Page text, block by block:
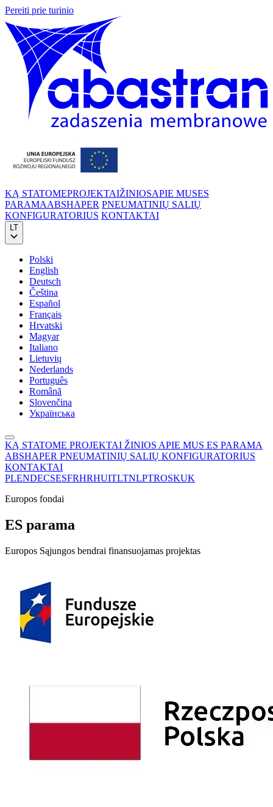
Pereiti prie turinio
KĄ STATOMEPROJEKTAIŽINIOSAPIE MUSES
PARAMAABSHAPER PNEUMATINIŲ SALIŲ
KONFIGURATORIUS KONTAKTAI
LT
Polski
English
Deutsch
Čeština
Español
Français
Hrvatski
Magyar
Italiano
Lietuvių
Nederlands
Português
Română
Slovenčina
Українська
KĄ STATOME PROJEKTAI ŽINIOS APIE MUS ES PARAMA
ABSHAPER PNEUMATINIŲ SALIŲ KONFIGURATORIUS
KONTAKTAI
PLENDECSESFRHRHUITLTNLPTROSKUK
Europos fondai
ES parama
Europos Sąjungos bendrai finansuojamas projektas